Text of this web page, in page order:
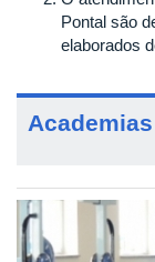
Pontal são
elaborados